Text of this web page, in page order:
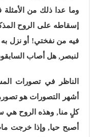
وما عدا ذلك من
إسقاطه على الروح
فيه من نفختي! أو نزل به
لنبصر, هل أصاب
الناظر في تصورات
أشهر التصورات هو
كلٍ منا, وهذه الروح هي
أصبح حيا, وإذا خرجت